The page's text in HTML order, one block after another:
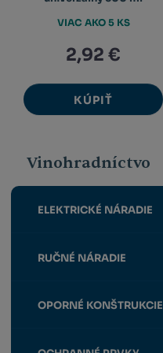
2,92 €
KÚPIŤ
VIAC AKO 5 KS
Vinohradníctvo
ELEKTRICKÉ NÁRADIE
RUČNÉ NÁRADIE
OPORNÉ KONŠTRUKCIE